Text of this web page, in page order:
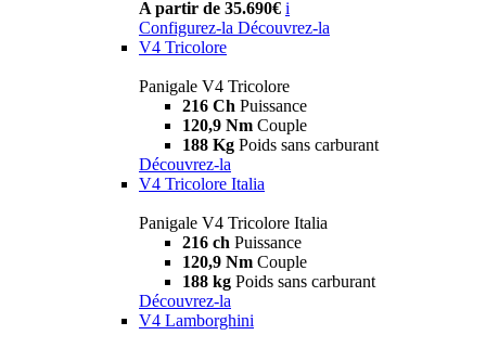
A partir de 35.690€ i
Configurez-la Découvrez-la
V4 Tricolore
Panigale V4 Tricolore
216 Ch Puissance
120,9 Nm Couple
188 Kg Poids sans carburant
Découvrez-la
V4 Tricolore Italia
Panigale V4 Tricolore Italia
216 ch Puissance
120,9 Nm Couple
188 kg Poids sans carburant
Découvrez-la
V4 Lamborghini